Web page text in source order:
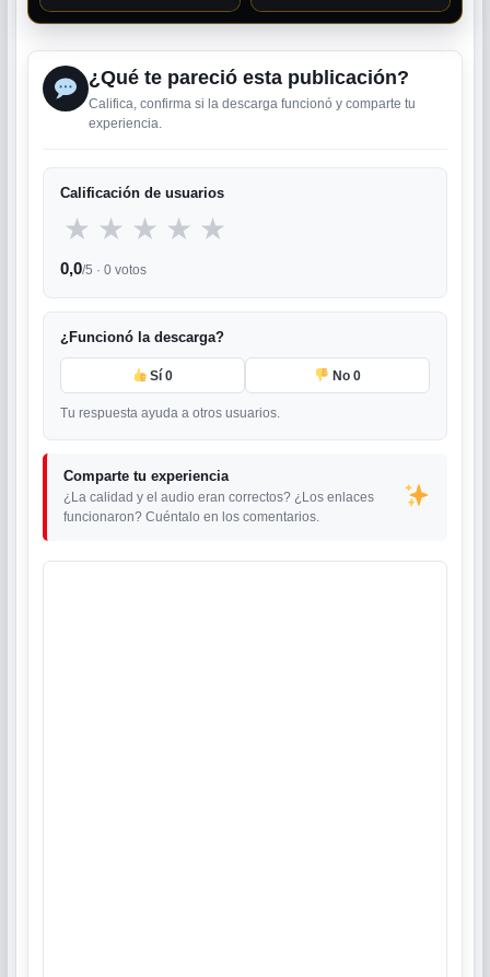
¿Qué te pareció esta publicación?
Califica, confirma si la descarga funcionó y comparte tu
experiencia.
Calificación de usuarios
★ ★ ★ ★ ★
0,0/5 · 0 votos
¿Funcionó la descarga?
Sí0 No 0
Tu respuesta ayuda a otros usuarios.
Comparte tu experiencia
¿La calidad y el audio eran correctos? ¿Los enlaces
funcionaron? Cuéntalo en los comentarios.